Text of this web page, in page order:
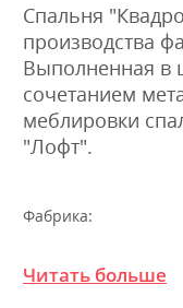
Спальня
производства
Выполненная в
сочетанием
меблировки
"Лофт".
Фабрика:
Цвет (Корпус):
Читать больше